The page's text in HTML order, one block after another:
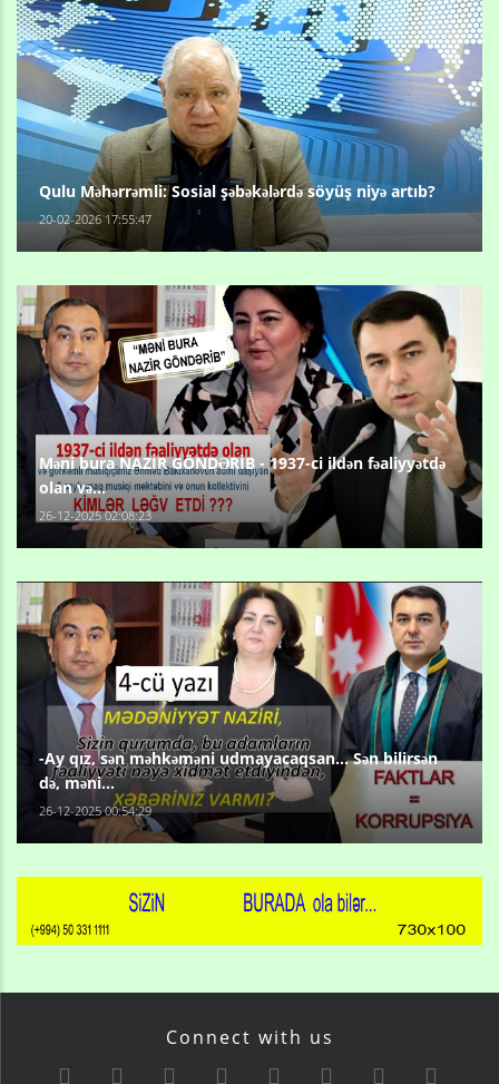
Qulu Məhərrəmli: Sosial şəbəkələrdə söyüş niyə artıb?
20-02-2026 17:55:47
Məni bura NAZİR GÖNDƏRİB - 1937-ci ildən fəaliyyətdə
olan və...
26-12-2025 02:08:23
-Ay qız, sən məhkəməni udmayacaqsan... Sən bilirsən
də, məni...
26-12-2025 00:54:29
Connect with us